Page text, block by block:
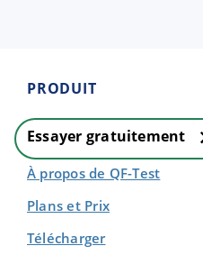
PRODUIT
Essayer gratuitement
À propos de QF-Test
Plans et Prix
Télécharger